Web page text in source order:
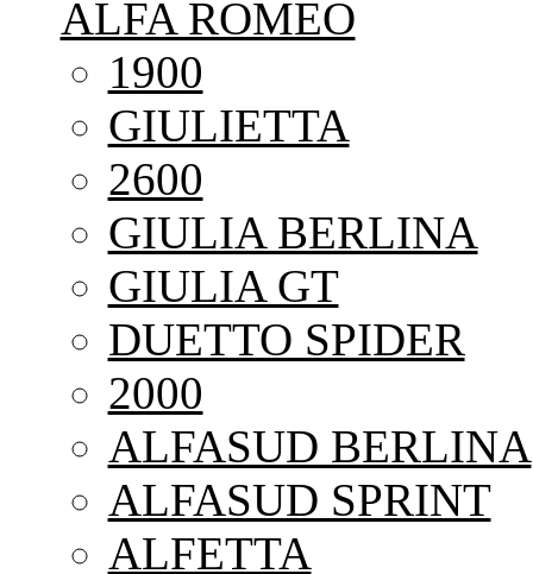
ALFA ROMEO
1900
GIULIETTA
2600
GIULIA BERLINA
GIULIA GT
DUETTO SPIDER
2000
ALFASUD BERLINA
ALFASUD SPRINT
ALFETTA